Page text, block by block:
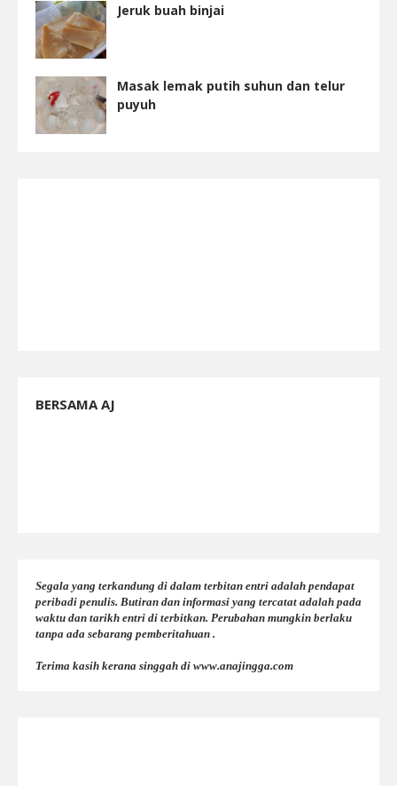
Jeruk buah binjai
Masak lemak putih suhun dan telur
puyuh
BERSAMA AJ
Segala yang terkandung di dalam terbitan entri adalah pendapat
peribadi penulis. Butiran dan informasi yang tercatat adalah pada
waktu dan tarikh entri di terbitkan. Perubahan mungkin berlaku
tanpa ada sebarang pemberitahuan .
Terima kasih kerana singgah di www.anajingga.com